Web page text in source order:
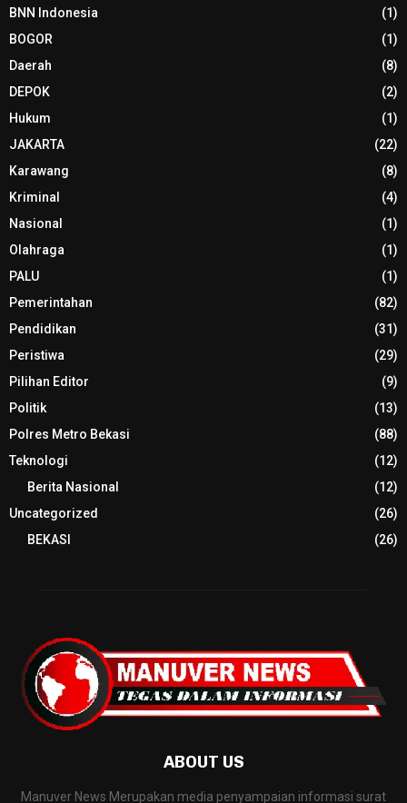
BNN Indonesia
(1)
BOGOR
(1)
Daerah
(8)
DEPOK
(2)
Hukum
(1)
JAKARTA
(22)
Karawang
(8)
Kriminal
(4)
Nasional
(1)
Olahraga
(1)
PALU
(1)
Pemerintahan
(82)
Pendidikan
(31)
Peristiwa
(29)
Pilihan Editor
(9)
Politik
(13)
Polres Metro Bekasi
(88)
Teknologi
(12)
Berita Nasional
(12)
Uncategorized
(26)
BEKASI
(26)
ABOUT US
Manuver News Merupakan media penyampaian informasi surat